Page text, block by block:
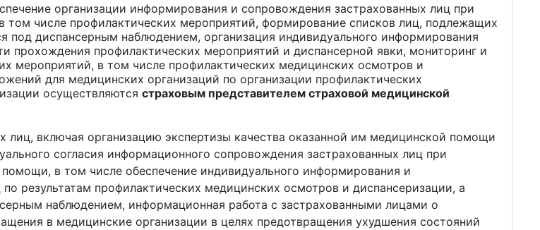
организации информирования и сопровождения застрахованных лиц при
числе профилактических мероприятий, формирование списков лиц, подлежащих
под диспансерным наблюдением, организация индивидуального информирования
прохождения профилактических мероприятий и диспансерной явки, мониторинг и
мероприятий, в том числе профилактических медицинских осмотров и
для медицинских организаций по организации профилактических
осуществляются страховым представителем страховой медицинской
лиц, включая организацию экспертизы качества оказанной им медицинской помощи
согласия информационного сопровождения застрахованных лиц при
в том числе обеспечение индивидуального информирования и
результатам профилактических медицинских осмотров и диспансеризации, а
наблюдением, информационная работа с застрахованными лицами о
в медицинские организации в целях предотвращения ухудшения состояний